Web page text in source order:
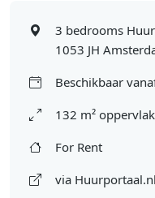
3 bedrooms
1053 JH
Beschikbaar
132 m²
For Rent
via Huurportaal.nl